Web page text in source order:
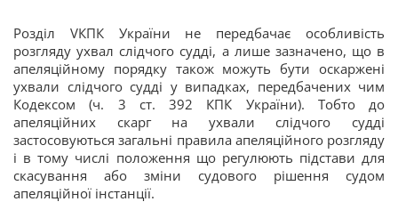
Розділ VКПК України не передбачає особливість
розгляду ухвал слідчого судді, а лише зазначено, що в
апеляційному порядку також можуть бути оскаржені
ухвали слідчого судді у випадках, передбачених чим
Кодексом (ч. 3 ст. 392 КПК України). Тобто до
апеляційних скарг на ухвали слідчого судді
застосовуються загальні правила апеляційного розгляду
і в тому числі положення що регулюють підстави для
скасування або зміни судового рішення судом
апеляційної інстанції.